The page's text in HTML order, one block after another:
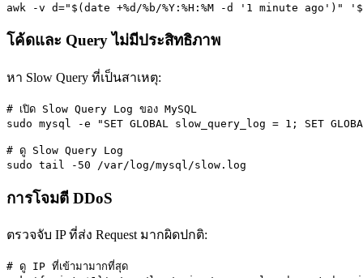
awk -v d="$(date +%d/%b/%Y:%H:%M -d '1 minute
โค้ดและ Query ไม่มีประสิทธิภาพ
หา Slow Query ที่เป็นสาเหตุ:
# เปิด Slow Query Log ของ MySQL
sudo mysql -e "SET GLOBAL slow_query_log = 1; SET
# ดู Slow Query Log
sudo tail -50 /var/log/mysql/slow.log
การโจมตี DDoS
ตรวจจับ IP ที่ส่ง Request มากผิดปกติ:
# ดู IP ที่เข้ามามากที่สุด